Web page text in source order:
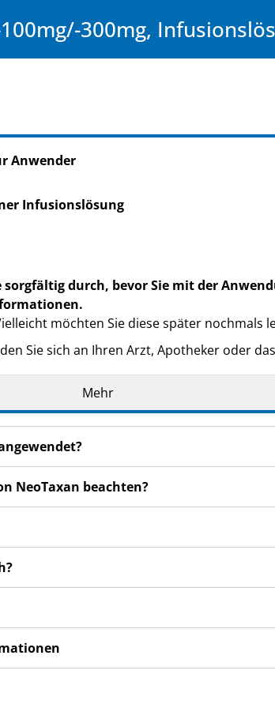
300mg,
Anwender
Infusionslösung
sorgfältig durch, bevor Sie mit der
möchten Sie diese später nochmals
Sie sich an Ihren Arzt, Apotheker oder
wenden Sie sich an Ihren Arzt, Apotheker
die nicht in dieser
Mehr
NeoTaxan beachten?